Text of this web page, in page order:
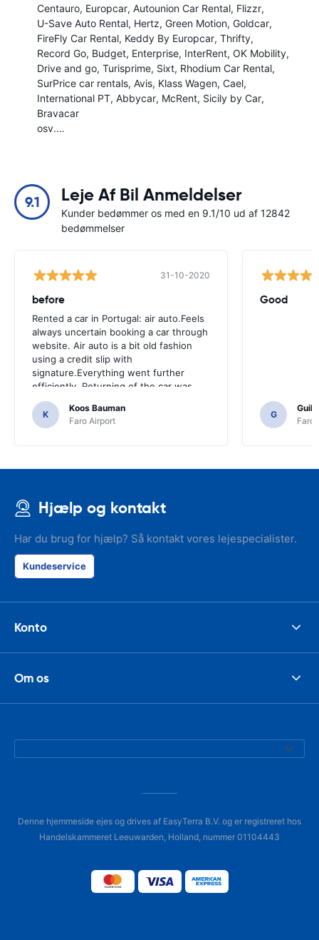
Centauro Europcar Autounion Car Rental Flizzr
U-Save Auto Rental Hertz Green Motion Goldcar
FireFly Car Rental Keddy By Europcar Thrifty
Record Go Budget Enterprise InterRent OK Mobility
Drive and go Turisprime Sixt Rhodium Car Rental
SurPrice car rentals Avis Klass Wagen Cael
International PT Abbycar McRent Sicily by Car
Bravacar
osv.…
9.1 Leje Af Bil Anmeldelser
Kunder bedømmer os med en 9.1/10 ud af 12842
bedømmelser
31-10-2020
before
Rented a car in Portugal: air auto.Feels
always uncertain booking a car through
website. Air auto is a bit old fashion
using a credit slip with
signature.Everything went further
efficiently, Returning of the car was
also easy.And Hotel k3 was around the
corner.
K
Koos Bauman
Faro Airport
Good
G
Faro
Hjælp og kontakt
Har du brug for hjælp? Så kontakt vores lejespecialister.
Kundeservice
Konto
Om os
Denne hjemmeside ejes og drives af EasyTerra B.V. og er registreret hos
Handelskammeret Leeuwarden, Holland, nummer 01104443